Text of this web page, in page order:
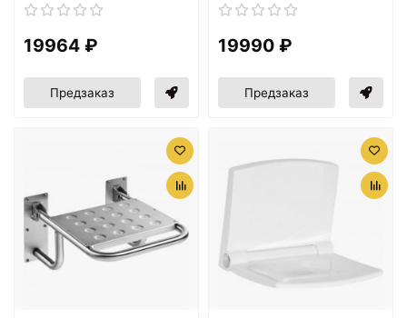
19964 ₽
Предзаказ
19990 ₽
Предзаказ